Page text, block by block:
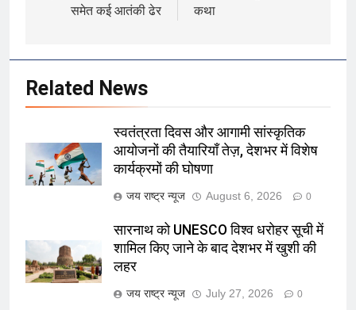
समेत कई आतंकी ढेर
कथा
Related News
स्वतंत्रता दिवस और आगामी सांस्कृतिक
आयोजनों की तैयारियाँ तेज़, देशभर में विशेष
कार्यक्रमों की घोषणा
जय राष्ट्र न्यूज August 6, 2026 0
सारनाथ को UNESCO विश्व धरोहर सूची में
शामिल किए जाने के बाद देशभर में खुशी की
लहर
जय राष्ट्र न्यूज July 27, 2026 0